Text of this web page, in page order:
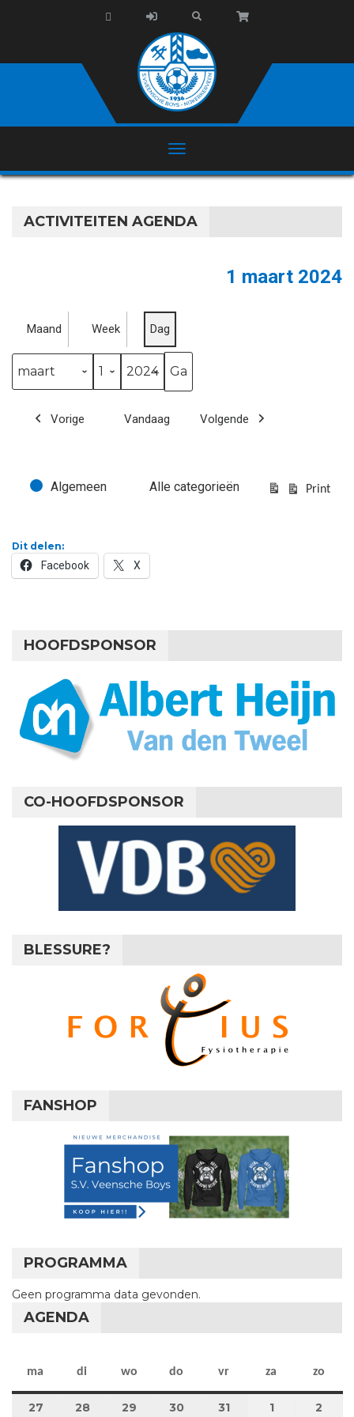
ACTIVITEITEN AGENDA
1 maart 2024
Maand Week Dag
Vorige Vandaag Volgende
Evenementcategorieën
Algemeen Alle categorieën Print
Dit delen:
Facebook X
HOOFDSPONSOR
CO-HOOFDSPONSOR
BLESSURE?
FANSHOP
PROGRAMMA
Geen programma data gevonden.
AGENDA
ma maandag
di dinsdag
wo woensdag
do donderdag
vr vrijdag
za zaterdag
zo
27 27 juli 2026
28 28 juli 2026
29 29 juli 2026
30 30 juli 2026
31 31 juli 2026
11 augustus
2